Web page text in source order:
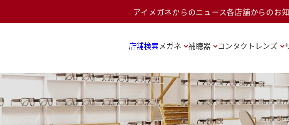
アイメガネからのニュース各店舗からのお
店舗検索メガネ 補聴器 コンタクトレンズ